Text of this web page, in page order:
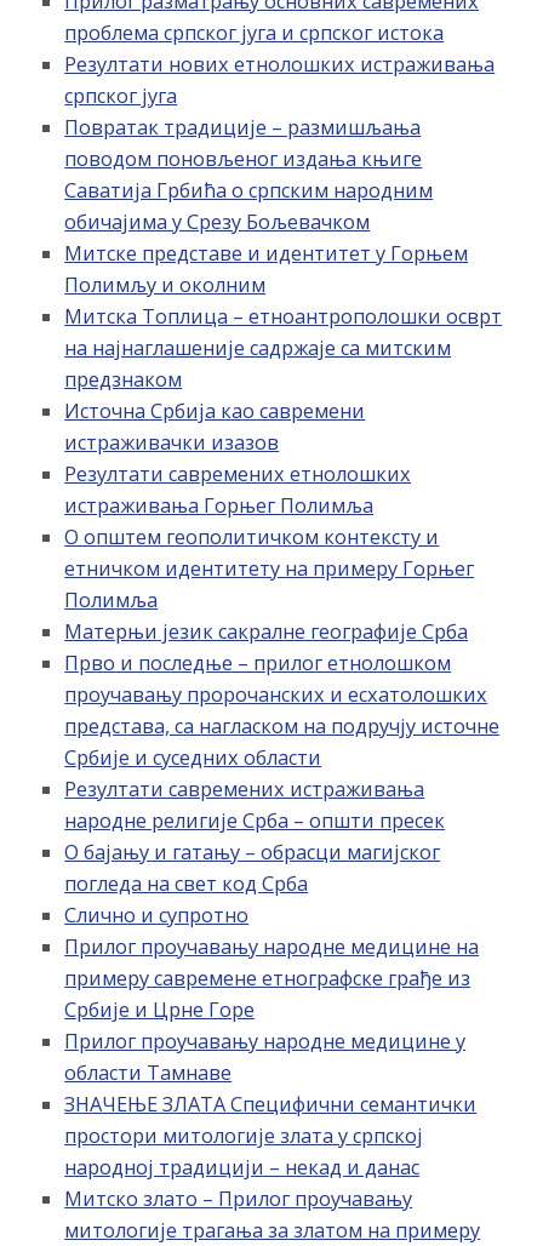
проблема српског југа и српског истока
Резултати нових етнолошких истраживања
српског југа
Повратак традиције – размишљања
поводом поновљеног издања књиге
Саватија Грбића о српским народним
обичајима у Срезу Бољевачком
Митске представе и идентитет у Горњем
Полимљу и околним
Митска Топлица – етноантрополошки осврт
на најнаглашеније садржаје са митским
предзнаком
Источна Србија као савремени
истраживачки изазов
Резултати савремених етнолошких
истраживања Горњег Полимља
О општем геополитичком контексту и
етничком идентитету на примеру Горњег
Полимља
Матерњи језик сакралне географије Срба
Прво и последње – прилог етнолошком
проучавању пророчанских и есхатолошких
представа, са нагласком на подручју источне
Србије и суседних области
Резултати савремених истраживања
народне религије Срба – општи пресек
О бајању и гатању – обрасци магијског
погледа на свет код Срба
Слично и супротно
Прилог проучавању народне медицине на
примеру савремене етнографске грађе из
Србије и Црне Горе
Прилог проучавању народне медицине у
области Тамнаве
ЗНАЧЕЊЕ ЗЛАТА Специфични семантички
простори митологије злата у српској
народној традицији – некад и данас
Митско злато – Прилог проучавању
митологије трагања за златом на примеру